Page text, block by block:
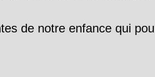
de notre enfance qui